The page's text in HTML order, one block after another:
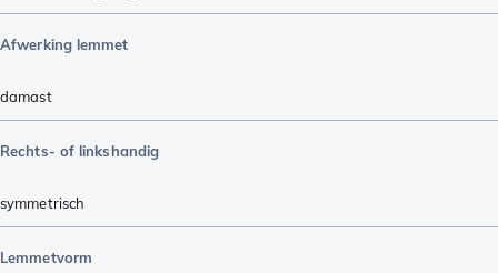
Afwerking lemmet
damast
Rechts- of linkshandig
symmetrisch
Lemmetvorm